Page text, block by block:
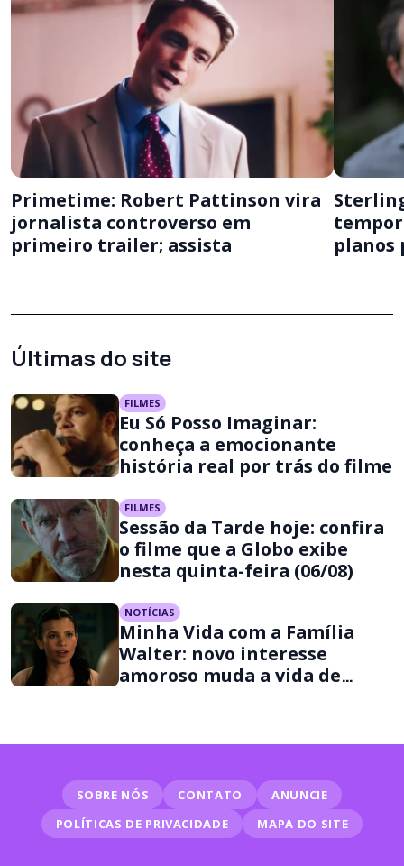
Primetime: Robert Pattinson vira
jornalista controverso em
primeiro trailer; assista
planos
Últimas do site
FILMES
Eu Só Posso Imaginar:
conheça a emocionante
história real por trás do filme
FILMES
Sessão da Tarde hoje: confira
o filme que a Globo exibe
nesta quinta-feira (06/08)
NOTÍCIAS
Minha Vida com a Família
Walter: novo interesse
amoroso muda a vida de
SOBRE NÓS CONTATO
ANUNCIE
POLÍTICAS DE PRIVACIDADE
MAPA DO SITE